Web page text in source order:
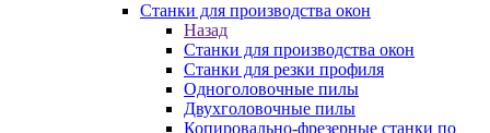
Станки для производства окон
Назад
Станки для производства окон
Станки для резки профиля
Одноголовочные пилы
Двухголовочные пилы
Копировально-фрезерные станки по